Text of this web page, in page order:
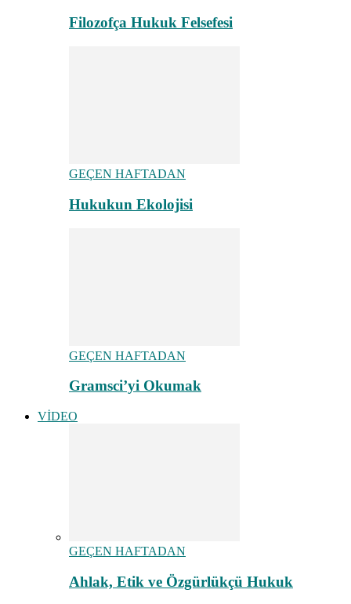
Filozofça Hukuk Felsefesi
GEÇEN HAFTADAN
Hukukun Ekolojisi
GEÇEN HAFTADAN
Gramsci’yi Okumak
VİDEO
GEÇEN HAFTADAN
Ahlak, Etik ve Özgürlükçü Hukuk